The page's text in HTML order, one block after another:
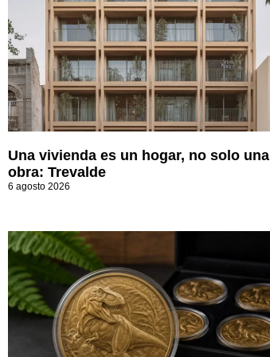
Una vivienda es un hogar, no solo una
obra: Trevalde
6 agosto 2026